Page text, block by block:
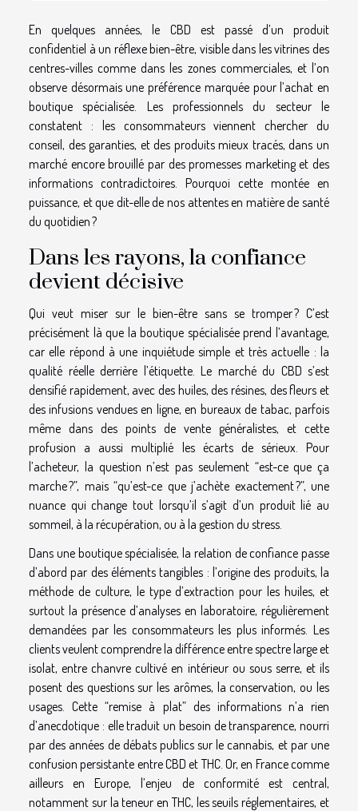
En quelques années, le CBD est passé d’un produit
confidentiel à un réflexe bien-être, visible dans les vitrines des
centres-villes comme dans les zones commerciales, et l’on
observe désormais une préférence marquée pour l’achat en
boutique spécialisée. Les professionnels du secteur le
constatent : les consommateurs viennent chercher du
conseil, des garanties, et des produits mieux tracés, dans un
marché encore brouillé par des promesses marketing et des
informations contradictoires. Pourquoi cette montée en
puissance, et que dit-elle de nos attentes en matière de santé
du quotidien ?
Dans les rayons, la confiance
devient décisive
Qui veut miser sur le bien-être sans se tromper ? C’est
précisément là que la boutique spécialisée prend l’avantage,
car elle répond à une inquiétude simple et très actuelle : la
qualité réelle derrière l’étiquette. Le marché du CBD s’est
densifié rapidement, avec des huiles, des résines, des fleurs et
des infusions vendues en ligne, en bureaux de tabac, parfois
même dans des points de vente généralistes, et cette
profusion a aussi multiplié les écarts de sérieux. Pour
l’acheteur, la question n’est pas seulement “est-ce que ça
marche ?”, mais “qu’est-ce que j’achète exactement ?”, une
nuance qui change tout lorsqu’il s’agit d’un produit lié au
sommeil, à la récupération, ou à la gestion du stress.
Dans une boutique spécialisée, la relation de confiance passe
d’abord par des éléments tangibles : l’origine des produits, la
méthode de culture, le type d’extraction pour les huiles, et
surtout la présence d’analyses en laboratoire, régulièrement
demandées par les consommateurs les plus informés. Les
clients veulent comprendre la différence entre spectre large et
isolat, entre chanvre cultivé en intérieur ou sous serre, et ils
posent des questions sur les arômes, la conservation, ou les
usages. Cette “remise à plat” des informations n’a rien
d’anecdotique : elle traduit un besoin de transparence, nourri
par des années de débats publics sur le cannabis, et par une
confusion persistante entre CBD et THC. Or, en France comme
ailleurs en Europe, l’enjeu de conformité est central,
notamment sur la teneur en THC, les seuils réglementaires, et